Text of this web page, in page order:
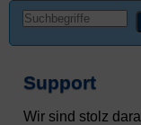
Support
Wir sind stolz